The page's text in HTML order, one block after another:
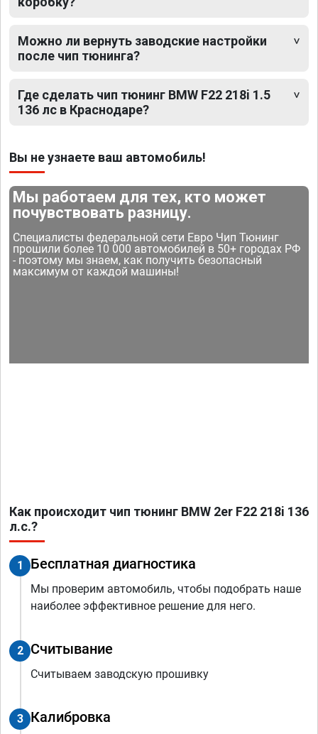
Можно ли вернуть заводские настройки
после чип тюнинга?
Где сделать чип тюнинг BMW F22 218i 1.5
136 лс в Краснодаре?
Вы не узнаете ваш автомобиль!
Мы работаем для тех, кто может
почувствовать разницу.
Специалисты федеральной сети Евро Чип Тюнинг
прошили более 10 000 автомобилей в 50+ городах РФ
- поэтому мы знаем, как получить безопасный
максимум от каждой машины!
Как происходит чип тюнинг BMW 2er F22 218i 136
л.с.?
1 Бесплатная диагностика
Мы проверим автомобиль, чтобы подобрать наше
наиболее эффективное решение для него.
2 Считывание
Считываем заводскую прошивку
3 Калибровка